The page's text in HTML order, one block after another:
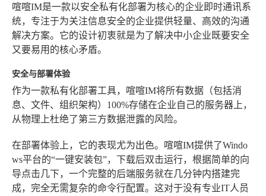
喧喧IM是一款以安全私有化部署为核心的企业即时通讯系
统，专注于为关注信息安全的企业提供轻量、高效的沟通
解决方案。它的设计初衷就是为了解决中小企业既要安全
又要易用的核心矛盾。
安全与部署体验
作为一款私有化部署工具，喧喧IM将所有数据（包括消
息、文件、组织架构）100%存储在企业自己的服务器上，
从物理上杜绝了第三方数据泄露的风险。
在部署体验上，它的表现尤为出色。喧喧IM提供了Windo
ws平台的“一键安装包”，下载后双击运行，根据简单的向
导点击几下，一个完整的后端服务就在几分钟内搭建完
成，完全无需复杂的命令行配置。这对于没有专业IT人员